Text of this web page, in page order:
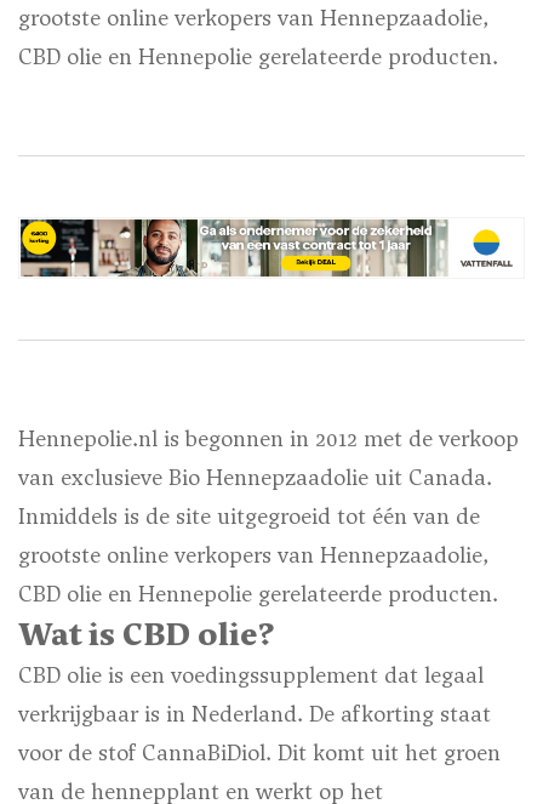
grootste online verkopers van Hennepzaadolie,
CBD olie en Hennepolie gerelateerde producten.
Hennepolie.nl is begonnen in 2012 met de verkoop
van exclusieve Bio Hennepzaadolie uit Canada.
Inmiddels is de site uitgegroeid tot één van de
grootste online verkopers van Hennepzaadolie,
CBD olie en Hennepolie gerelateerde producten.
Wat is CBD olie?
CBD olie is een voedingssupplement dat legaal
verkrijgbaar is in Nederland. De afkorting staat
voor de stof CannaBiDiol. Dit komt uit het groen
van de hennepplant en werkt op het